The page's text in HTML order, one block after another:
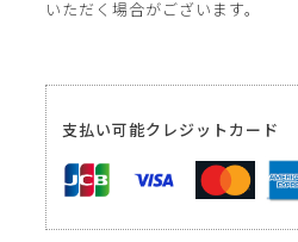
いただく場合がございます。
支払い可能クレジットカード